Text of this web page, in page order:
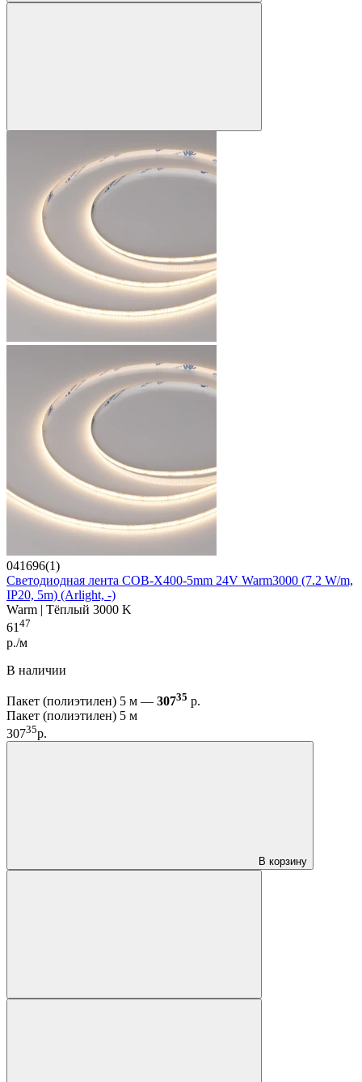
041696(1)
Светодиодная лента COB-X400-5mm 24V Warm3000 (7.2 W/m,
IP20, 5m) (Arlight, -)
Warm | Тёплый 3000 K
6147
р./м
В наличии
Пакет (полиэтилен) 5 м — 30735 р.
Пакет (полиэтилен) 5 м
30735р.
В корзину